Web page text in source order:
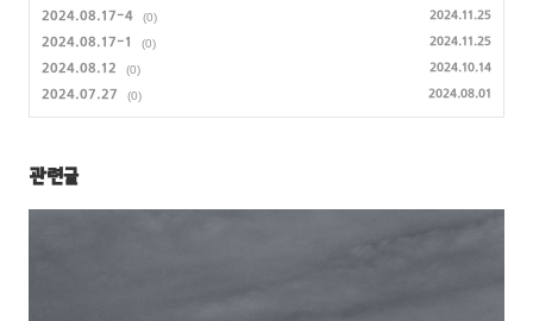
2024.08.17-4 (0) 2024.11.25
2024.08.17-1 (0) 2024.11.25
2024.08.12 (0) 2024.10.14
2024.07.27 (0) 2024.08.01
관련글